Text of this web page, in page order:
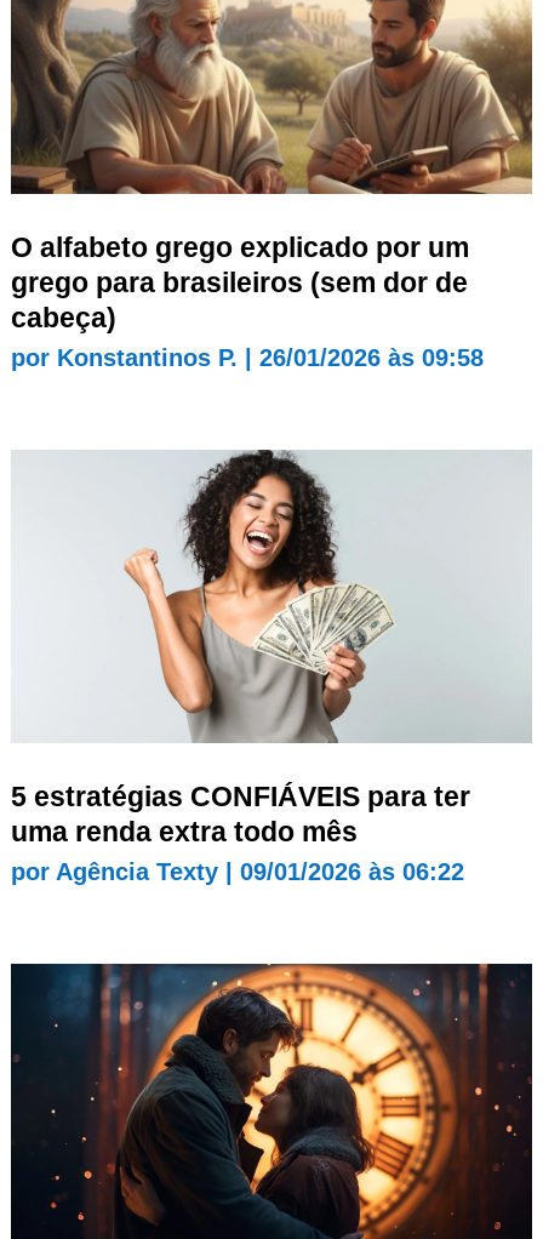
O alfabeto grego explicado por um
grego para brasileiros (sem dor de
cabeça)
por Konstantinos P. 26/01/2026 às 09:58
5 estratégias CONFIÁVEIS para ter
uma renda extra todo mês
por Agência Texty| 09/01/2026 às 06:22